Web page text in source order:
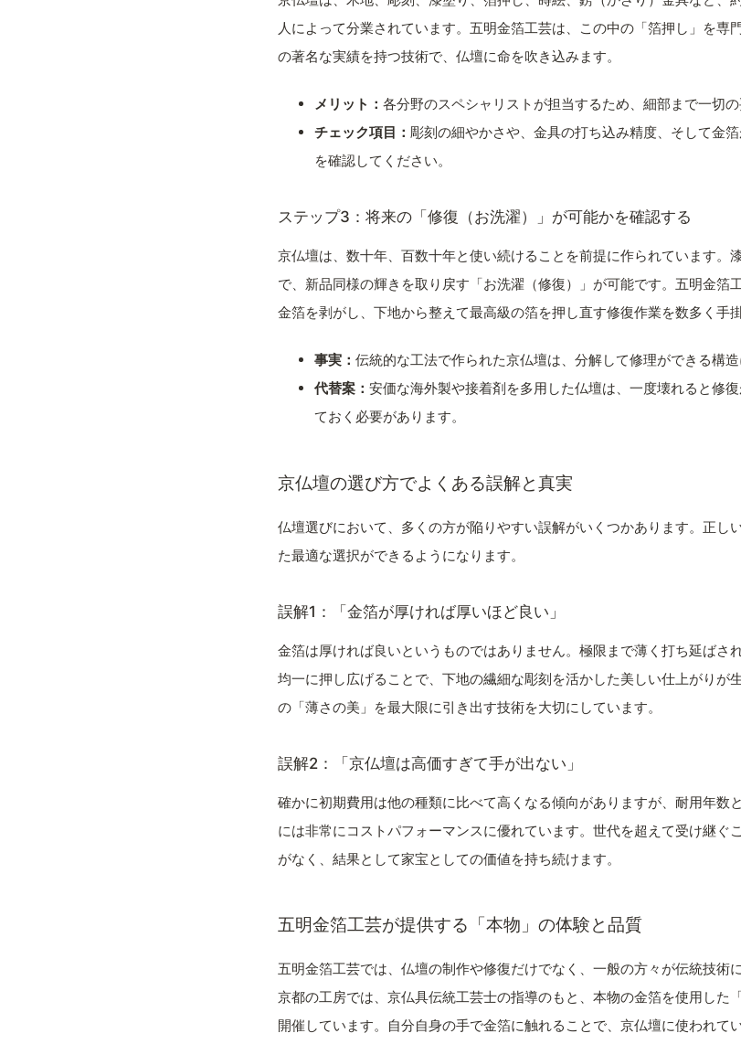
人によって分業されています。五明金箔工芸は、この中の「箔押し」を専
の著名な実績を持つ技術で、仏壇に命を吹き込みます。
メリット： 各分野のスペシャリストが担当するため、細部まで一切
チェック項目： 彫刻の細やかさや、金具の打ち込み精度、そして金
を確認してください。
ステップ3：将来の「修復（お洗濯）」が可能かを確認する
京仏壇は、数十年、百数十年と使い続けることを前提に作られています。
で、新品同様の輝きを取り戻す「お洗濯（修復）」が可能です。五明金箔
金箔を剥がし、下地から整えて最高級の箔を押し直す修復作業を数多く手掛
事実： 伝統的な工法で作られた京仏壇は、分解して修理ができる構造
代替案： 安価な海外製や接着剤を多用した仏壇は、一度壊れると修
ておく必要があります。
京仏壇の選び方でよくある誤解と真実
仏壇選びにおいて、多くの方が陥りやすい誤解がいくつかあります。正し
た最適な選択ができるようになります。
誤解1：「金箔が厚ければ厚いほど良い」
金箔は厚ければ良いというものではありません。極限まで薄く打ち延ばさ
均一に押し広げることで、下地の繊細な彫刻を活かした美しい仕上がりが
の「薄さの美」を最大限に引き出す技術を大切にしています。
誤解2：「京仏壇は高価すぎて手が出ない」
確かに初期費用は他の種類に比べて高くなる傾向がありますが、耐用年数
には非常にコストパフォーマンスに優れています。世代を超えて受け継ぐ
がなく、結果として家宝としての価値を持ち続けます。
五明金箔工芸が提供する「本物」の体験と品質
五明金箔工芸では、仏壇の制作や修復だけでなく、一般の方々が伝統技術
京都の工房では、京仏具伝統工芸士の指導のもと、本物の金箔を使用した
開催しています。自分自身の手で金箔に触れることで、京仏壇に使われて